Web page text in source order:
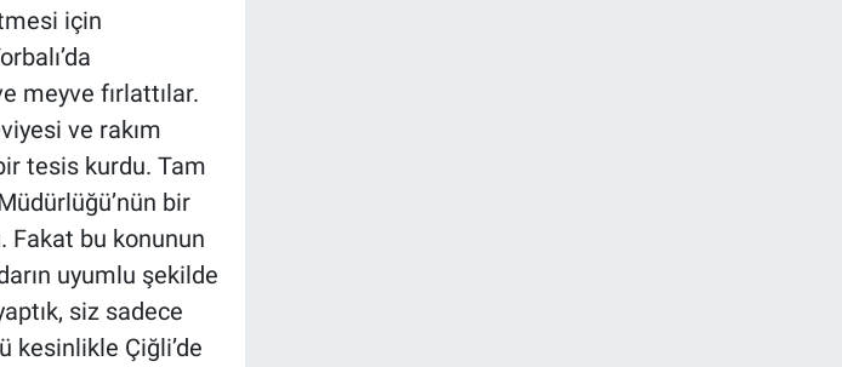
için
meyve fırlattılar.
ve rakım
tesis kurdu. Tam
bir
Fakat bu konunun
uyumlu şekilde
siz sadece
kesinlikle Çiğli’de